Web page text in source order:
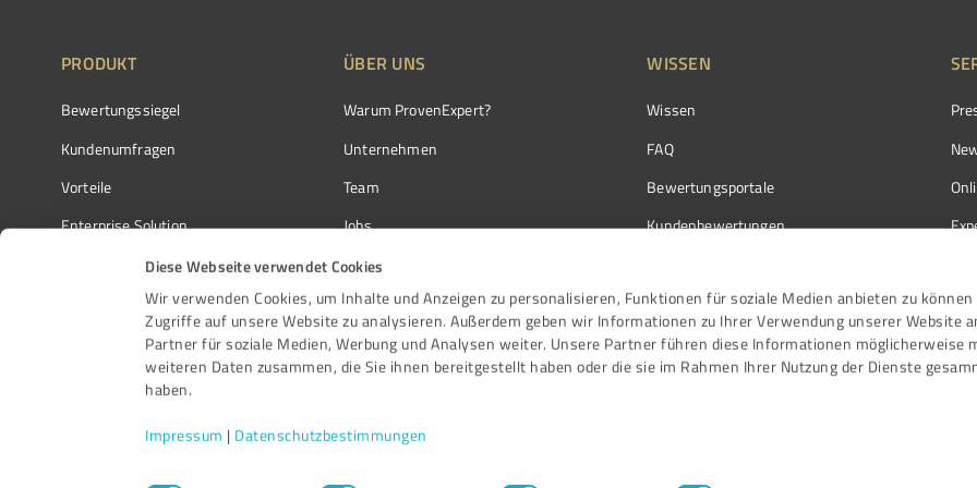
Diese Webseite verwendet Cookies
Wir verwenden Cookies, um Inhalte und Anzeigen zu personalisieren, Funktionen für soziale Medien anbieten zu können
Zugriffe auf unsere Website zu analysieren. Außerdem geben wir Informationen zu Ihrer Verwendung unserer Website
Partner für soziale Medien, Werbung und Analysen weiter. Unsere Partner führen diese Informationen möglicherweise
weiteren Daten zusammen, die Sie ihnen bereitgestellt haben oder die sie im Rahmen Ihrer Nutzung der Dienste
haben.
Impressum | Datenschutzbestimmungen
PRODUKT
Bewertungssiegel
Kundenumfragen
Vorteile
Enterprise Solution
Partnerprogramm
Auszeichnungen
ÜBER UNS
Warum ProvenExpert?
Unternehmen
Team
Jobs
Kundenstimmen
Kontakt
WISSEN
Wissen
FAQ
Bewertungsportale
Kundenbewertungen
Bewertungs­richtlinien
Events